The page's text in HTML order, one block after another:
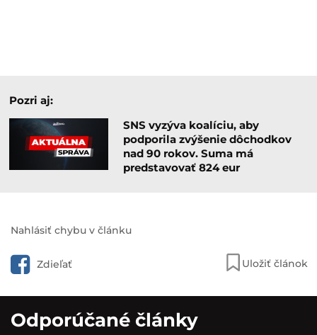
Pozri aj:
SNS vyzýva koalíciu, aby
podporila zvýšenie dôchodkov
nad 90 rokov. Suma má
predstavovať 824 eur
Nahlásiť chybu v článku
Zdieľať Uložiť článok
Odporúčané články